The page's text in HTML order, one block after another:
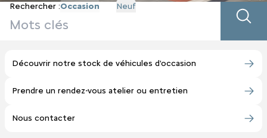
Rechercher :Occasion Neuf
Découvrir notre stock de véhicules d'occasion
Prendre un rendez-vous atelier ou entretien
Nous contacter